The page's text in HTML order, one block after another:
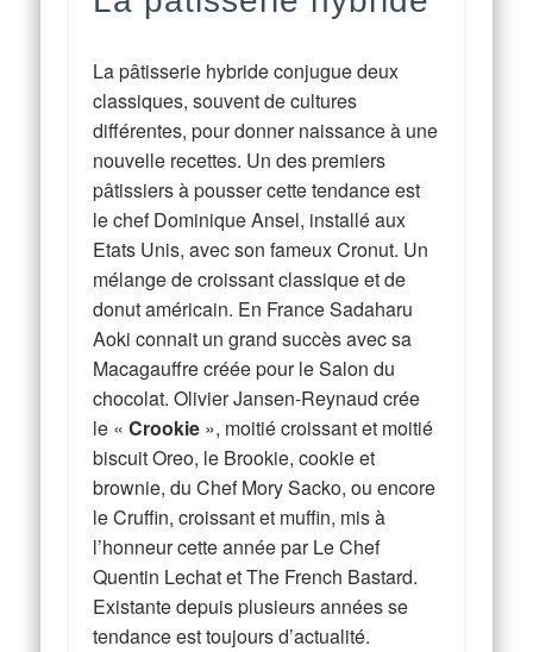
La pâtisserie hybride conjugue deux
classiques, souvent de cultures
différentes, pour donner naissance à une
nouvelle recettes. Un des premiers
pâtissiers à pousser cette tendance est
le chef Dominique Ansel, installé aux
Etats Unis, avec son fameux Cronut. Un
mélange de croissant classique et de
donut américain. En France Sadaharu
Aoki connait un grand succès avec sa
Macagauffre créée pour le Salon du
chocolat. Olivier Jansen-Reynaud crée
le «Crookie », moitié croissant et moitié
biscuit Oreo, le Brookie, cookie et
brownie, du Chef Mory Sacko, ou encore
le Cruffin, croissant et muffin, mis à
l’honneur cette année par Le Chef
Quentin Lechat et The French Bastard.
Existante depuis plusieurs années se
tendance est toujours d’actualité.